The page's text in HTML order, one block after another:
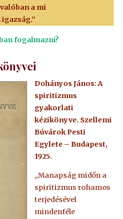
a mi
fogalmazni?
Dohányos János: A
spiritizmus
gyakorlati
kézikönyve. Szellemi
Búvárok Pesti
Egylete – Budapest,
1925.
„Manapság midőn a
spiritizmus rohamos
terjedésével
mindenféle